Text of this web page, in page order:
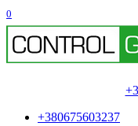
0
+380675603237